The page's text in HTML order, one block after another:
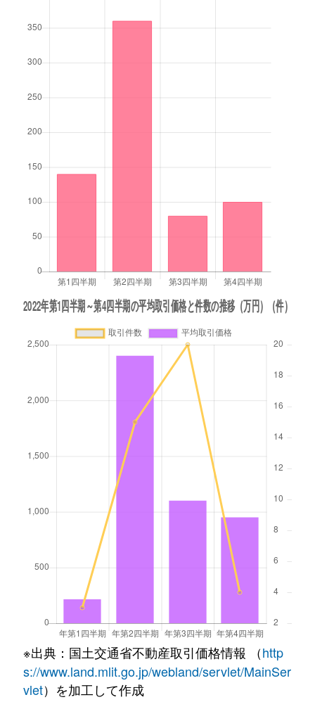
※出典：国土交通省不動産取引価格情報 （http
s://www.land.mlit.go.jp/webland/servlet/MainSer
vlet）を加工して作成